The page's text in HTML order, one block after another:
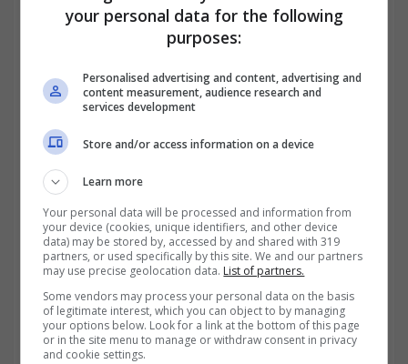
comunicata e ufficializzata la proroga per la
presentazione delle domande che
permetteranno a una buona fetta della
popolazione dei Comuni di Molfetta e
Giovinazzo, in provincia di Bari, in Puglia, di
ottenere il cosiddetto Bonus Ragazzi. Di cosa
your personal data for the following
purposes:
Personalised advertising and content, advertising and
content measurement, audience research and
services development
Store and/or access information on a device
Learn more
Your personal data will be processed and information from
your device (cookies, unique identifiers, and other device
data) may be stored by, accessed by and shared with 319
partners, or used specifically by this site. We and our partners
may use precise geolocation data. List of partners.
Some vendors may process your personal data on the basis
of legitimate interest, which you can object to by managing
your options below. Look for a link at the bottom of this page
or in the site menu to manage or withdraw consent in privacy
and cookie settings.